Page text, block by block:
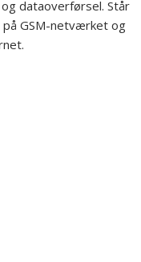
dataoverførsel. Står
på GSM-netværket og